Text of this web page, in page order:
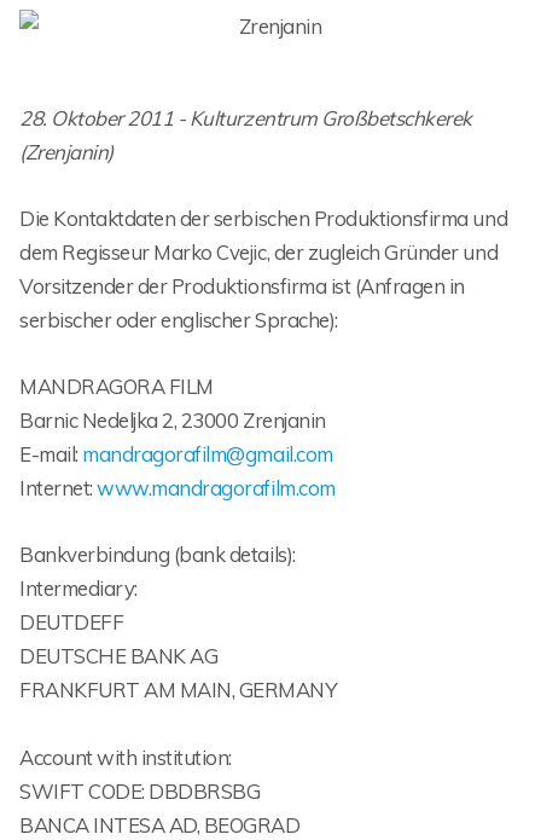
28. Oktober 2011 - Kulturzentrum Großbetschkerek
(Zrenjanin)
Die Kontaktdaten der serbischen Produktionsfirma und
dem Regisseur Marko Cvejic, der zugleich Gründer und
Vorsitzender der Produktionsfirma ist (Anfragen in
serbischer oder englischer Sprache):
MANDRAGORA FILM
Barnic Nedeljka 2, 23000 Zrenjanin
E-mail: mandragorafilm@gmail.com
Internet:www.mandragorafilm.com
Bankverbindung (bank details):
Intermediary:
DEUTDEFF
DEUTSCHE BANK AG
FRANKFURT AM MAIN, GERMANY
Account with institution:
SWIFT CODE: DBDBRSBG
BANCA INTESA AD, BEOGRAD